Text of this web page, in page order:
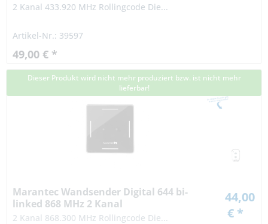
2 Kanal 433.920 MHz Rollingcode Die...
Artikel-Nr.: 39597
49,00 € *
Dieser Produkt wird nicht mehr produziert bzw. ist nicht mehr
lieferbar!
Marantec Wandsender Digital 644 bi-
linked 868 MHz 2 Kanal
2 Kanal 868.300 MHz Rollingcode Die...
44,00
€ *